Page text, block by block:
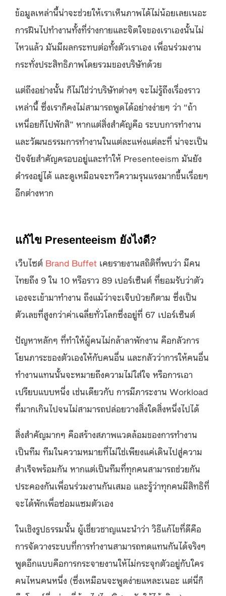
ข้อมูลเหล่านี้น่าจะช่วยให้เราเห็นภาพได้ไม่น้อยเลยเนอะ
การฝืนไปทำงานทั้งที่ร่างกายและจิตใจของเราเองนั้นไม่
ไหวแล้ว มันมีผลกระทบต่อทั้งตัวเราเอง เพื่อนร่วมงาน
กระทั่งประสิทธิภาพโดยรวมของบริษัทด้วย
แต่ถึงอย่างนั้น ก็ไม่ใช่ว่าบริษัทต่างๆ จะไม่รู้ถึงเรื่องราว
เหล่านี้ ซึ่งเราก็คงไม่สามารถพูดได้อย่างง่ายๆ ว่า “ถ้า
เหนื่อยก็ไปพักสิ” หากแต่สิ่งสำคัญคือ ระบบการทำงาน
และวัฒนธรรมการทำงานในแต่ละแห่งแต่ละที่ น่าจะเป็น
ปัจจัยสำคัญครอบอยู่และทำให้ Presenteeism มันยัง
ดำรงอยู่ได้ และดูเหมือนจะทวีความรุนแรงมากขึ้นเรื่อยๆ
อีกต่างหาก
แก้ไข Presenteeism ยังไงดี?
เว็บไซต์ Brand Buffet เคยรายงานสถิติที่พบว่า มีคน
ไทยถึง 9 ใน 10 หรือราว 89 เปอร์เซ็นต์ ที่ยอมรับว่าตัว
เองจะเข้ามาทำงาน ถึงแม้ว่าจะเจ็บป่วยก็ตาม ซึ่งเป็น
ตัวเลขที่สูงกว่าค่าเฉลี่ยทั่วโลกซึ่งอยู่ที่ 67 เปอร์เซ็นต์
ปัญหาหลักๆ ที่ทำให้ผู้คนไม่กล้าลาพักงาน คือกลัวการ
โยนภาระของตัวเองให้กับคนอื่น และกลัวว่าการให้คนอื่น
ทำงานแทนนั้นจะหมายถึงความไม่ใส่ใจ หรือการเอา
เปรียบแบบหนึ่ง เช่นเดียวกับ การมีภาระงาน Workload
ที่มากเกินไปจนไม่สามารถปล่อยวางสิ่งใดสิ่งหนึ่งไปได้
สิ่งสำคัญมากๆ คือสร้างสภาพแวดล้อมของการทำงาน
เป็นทีม ทีมในความหมายที่ไม่ใช่เพียงแค่เดินไปสู่ความ
สำเร็จพร้อมกัน หากแต่เป็นทีมที่ทุกคนสามารถช่วยกัน
ประคองกันเพื่อนร่วมงานกันเสมอ และรู้ว่าทุกคนมีสิทธิที่
จะได้พักเพื่อซ่อมแซมตัวเอง
ในเชิงรูปธรรมนั้น ผู้เชี่ยวชาญแนะนำว่า วิธีแก้ไขที่ดีคือ
การจัดวางระบบที่การทำงานสามารถทดแทนกันได้จริงๆ
พูดอีกแบบคือการกระจายงานให้ไม่กระจุกตัวอยู่กับใคร
คนไหนคนหนึ่ง (ซึ่งเหมือนจะพูดง่ายแหละเนอะ แต่นี่ก็